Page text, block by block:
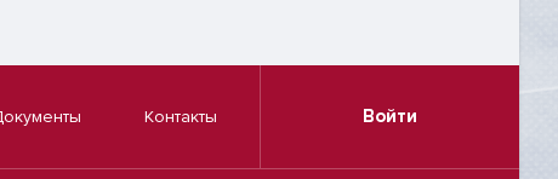
Контакты Войти